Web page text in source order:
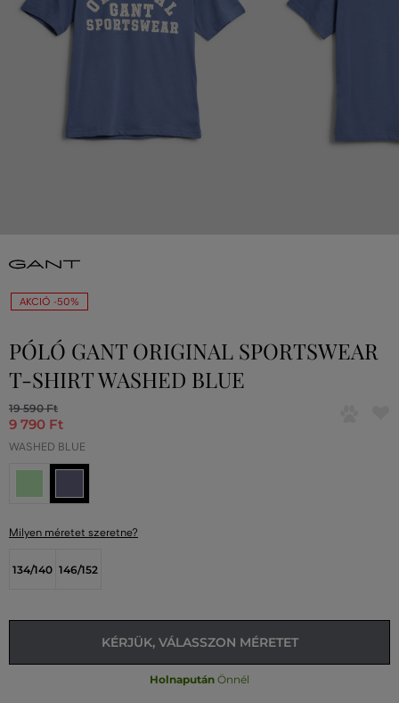
AKCIÓ -50%
PÓLÓ GANT ORIGINAL SPORTSWEAR
T-SHIRT WASHED BLUE
19 590 Ft
9 790 Ft
WASHED BLUE
Milyen méretet szeretne?
134/140 146/152
KÉRJÜK, VÁLASSZON MÉRETET
Holnapután Önnél